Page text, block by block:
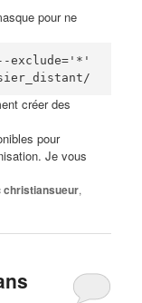
pour ne
créer des
pour
Je vous
christiansueur,